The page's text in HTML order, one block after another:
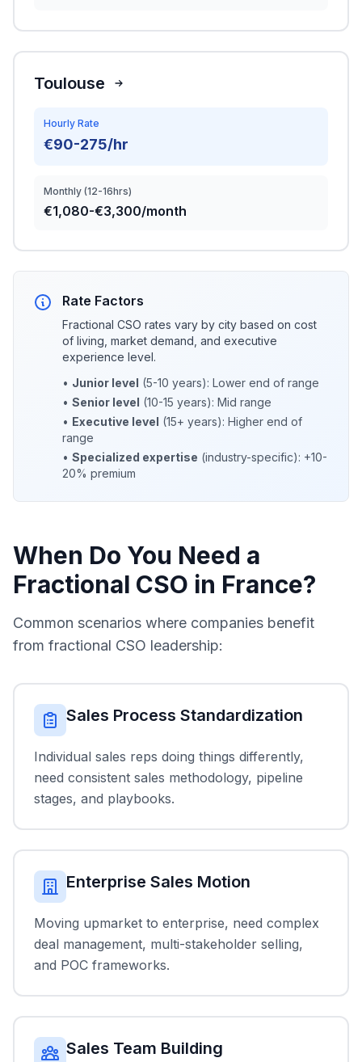
Toulouse
Hourly Rate
€90-275/hr
Monthly (12-16hrs)
€1,080-€3,300/month
Rate Factors
Fractional CSO rates vary by city based on cost
of living, market demand, and executive
experience level.
• Junior level (5-10 years): Lower end of range
• Senior level (10-15 years): Mid range
• Executive level (15+ years): Higher end of
range
• Specialized expertise (industry-specific): +10-
20% premium
When Do You Need a
Fractional CSO in France?
Common scenarios where companies benefit
from fractional CSO leadership:
Sales Process Standardization
Individual sales reps doing things differently,
need consistent sales methodology, pipeline
stages, and playbooks.
Enterprise Sales Motion
Moving upmarket to enterprise, need complex
deal management, multi-stakeholder selling,
and POC frameworks.
Sales Team Building